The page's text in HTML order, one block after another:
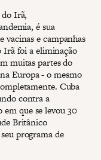
Irã,
é sua
vacinas e campanhas
Irã foi a eliminação
muitas partes do
Europa - o mesmo
Cuba
contra a
que se levou 30
Britânico
programa de